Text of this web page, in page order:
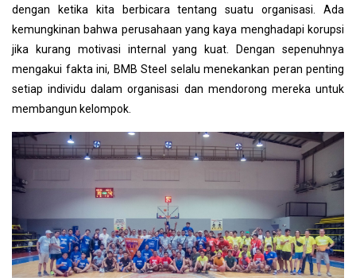
dengan ketika kita berbicara tentang suatu organisasi. Ada
kemungkinan bahwa perusahaan yang kaya menghadapi korupsi
jika kurang motivasi internal yang kuat. Dengan sepenuhnya
mengakui fakta ini, BMB Steel selalu menekankan peran penting
setiap individu dalam organisasi dan mendorong mereka untuk
membangun kelompok.